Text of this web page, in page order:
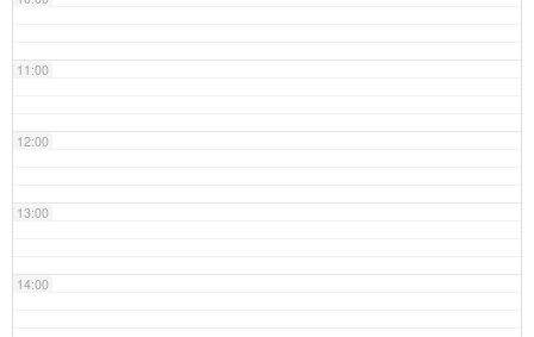
11:00
12:00
13:00
14:00